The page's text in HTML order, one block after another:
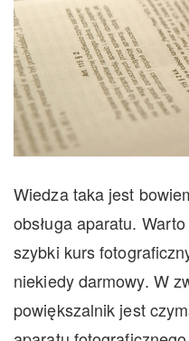
Wiedza taka jest
obsługa aparatu.
szybki kurs
niekiedy darmowy. W
powiększalnik jest